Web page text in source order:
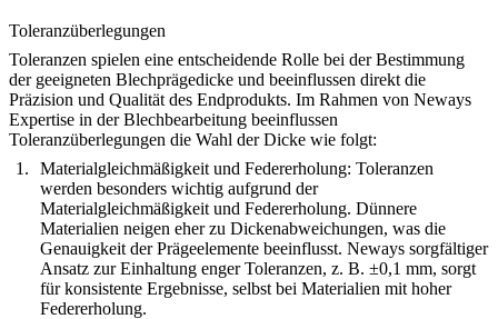
Toleranzüberlegungen
Toleranzen spielen eine entscheidende Rolle bei der Bestimmung
der geeigneten Blechprägedicke und beeinflussen direkt die
Präzision und Qualität des Endprodukts. Im Rahmen von Neways
Expertise in der Blechbearbeitung beeinflussen
Toleranzüberlegungen die Wahl der Dicke wie folgt:
Materialgleichmäßigkeit und Federerholung: Toleranzen
werden besonders wichtig aufgrund der
Materialgleichmäßigkeit und Federerholung. Dünnere
Materialien neigen eher zu Dickenabweichungen, was die
Genauigkeit der Prägeelemente beeinflusst. Neways sorgfältiger
Ansatz zur Einhaltung enger Toleranzen, z. B. ±0,1 mm, sorgt
für konsistente Ergebnisse, selbst bei Materialien mit hoher
Federerholung.